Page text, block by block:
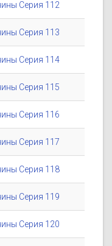
Серия 112
Серия 113
Серия 114
Серия 115
Серия 116
Серия 117
Серия 118
Серия 119
Серия 120